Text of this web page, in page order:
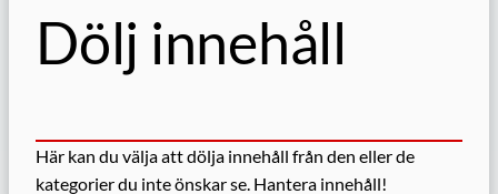
Dölj innehåll
Här kan du välja att dölja innehåll från den eller de
kategorier du inte önskar se. Hantera innehåll!